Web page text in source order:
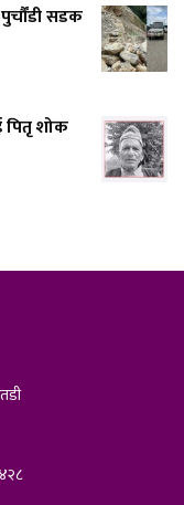
सडक
पितृ शोक